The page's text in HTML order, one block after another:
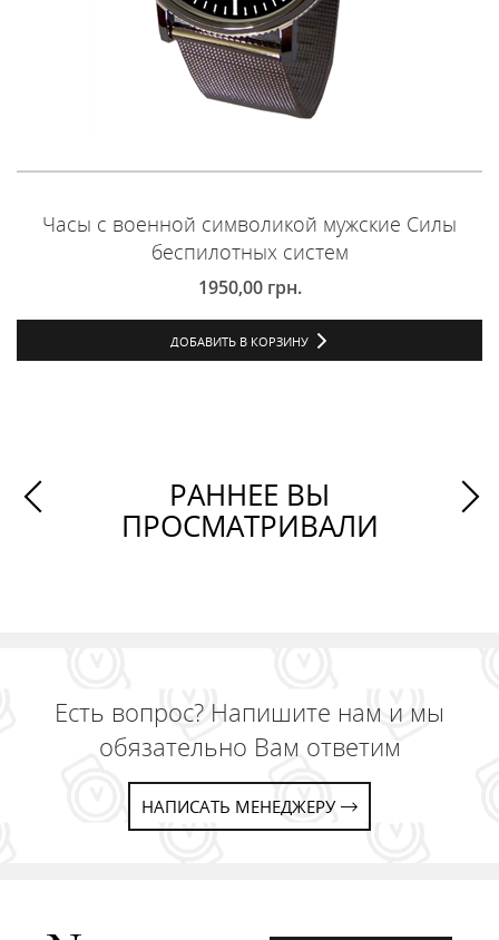
Часы с военной символикой мужские Силы
беспилотных систем
1950,00 грн.
ДОБАВИТЬ В КОРЗИНУ
РАННЕЕ ВЫ
ПРОСМАТРИВАЛИ
Есть вопрос? Напишите нам и мы
обязательно Вам ответим
НАПИСАТЬ МЕНЕДЖЕРУ